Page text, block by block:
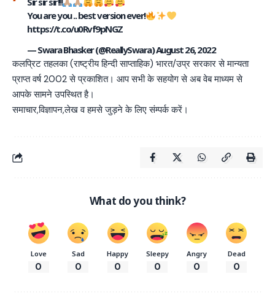
You are you .. best version ever!
https://t.co/u0Rvf9pNGZ
— Swara Bhasker (@ReallySwara)August 26, 2022
कलप्रिट तहलका (राष्ट्रीय हिन्दी साप्ताहिक) भारत/उप्र सरकार से मान्यता
प्राप्त वर्ष 2002 से प्रकाशित। आप सभी के सहयोग से अब वेब माध्यम से
आपके सामने उपस्थित है।
समाचार,विज्ञापन,लेख व हमसे जुड़ने के लिए संम्पर्क करें।
What do you think?
Love
0
Sad
0
Happy
0
Sleepy
0
Angry
0
Dead
0